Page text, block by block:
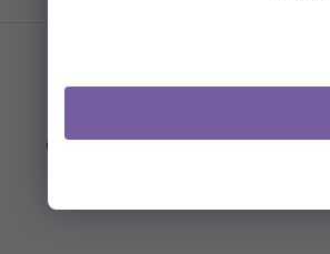
Copyright 2026Levandulové údolí.